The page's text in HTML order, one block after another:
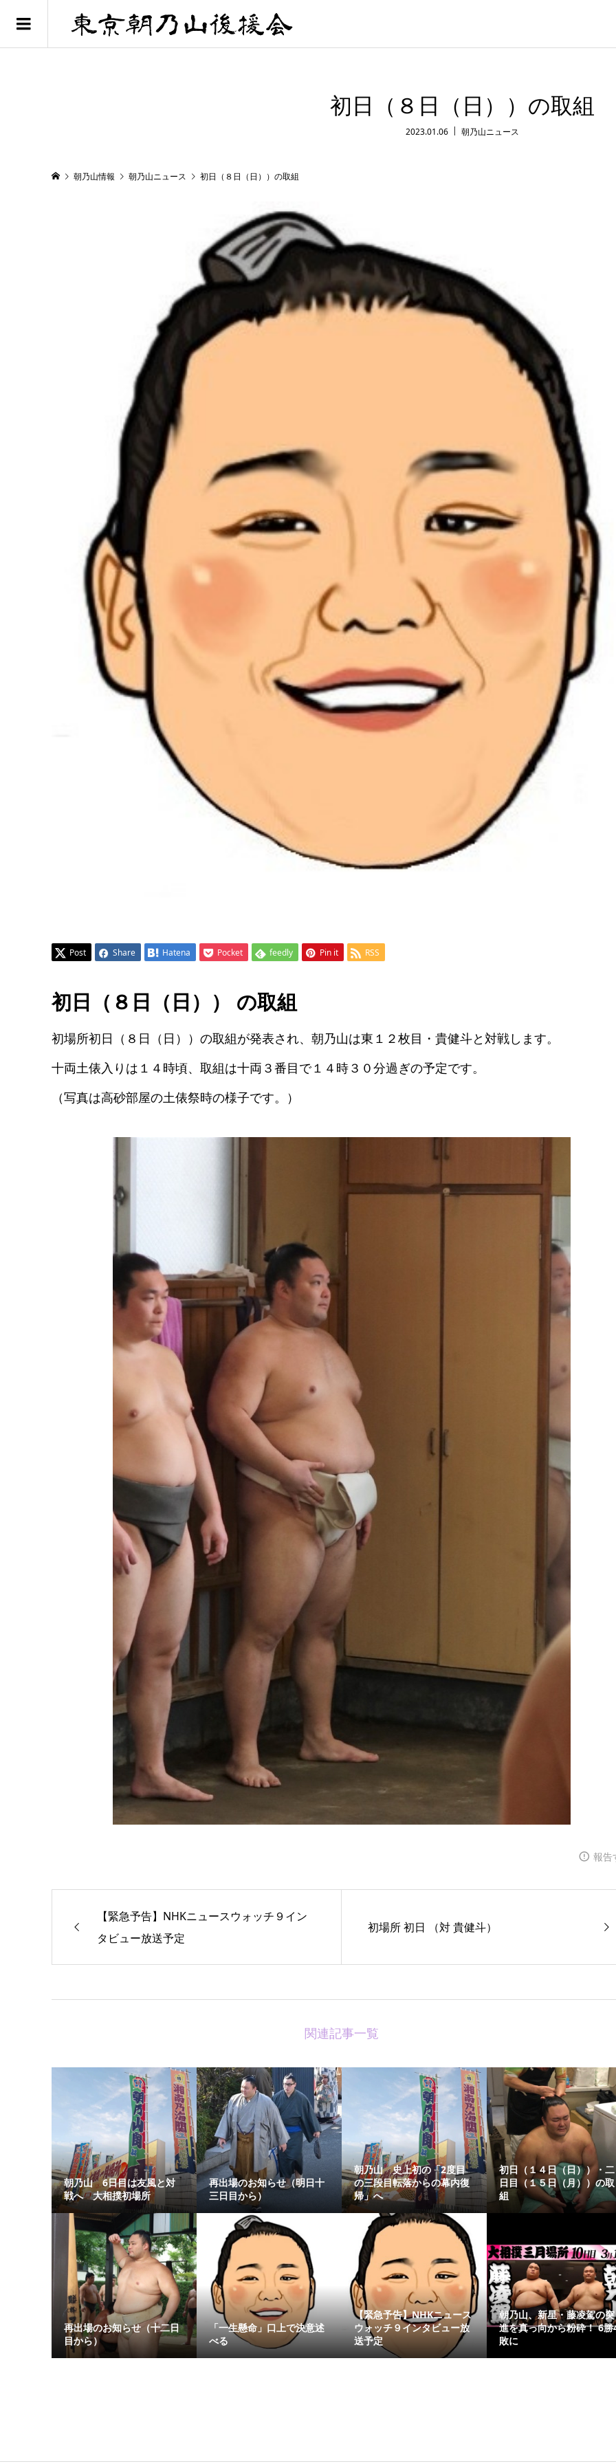
初日（８日（日））の取組
2023.01.06 朝乃山ニュース
朝乃山情報 朝乃山ニュース 初日（８日（日））の取組
Post Share Hatena Pocket feedly Pin it RSS
初日（８日（日）） の取組
初場所初日（８日（日））の取組が発表され、朝乃山は東１２枚目・貴健斗と対戦します。
十両土俵入りは１４時頃、取組は十両３番目で１４時３０分過ぎの予定です。
（写真は高砂部屋の土俵祭時の様子です。）
報告
【緊急予告】NHKニュースウォッチ９イン
タビュー放送予定
初場所 初日 （対 貴健斗）
関連記事一覧
朝乃山 6日目は友風と対
戦へ 大相撲初場所
再出場のお知らせ（明日十
三日目から）
朝乃山 史上初の「2度目
の三段目転落からの幕内復
帰」へ
初日（１４日（日））・二
日目（１５日（月））の取
組
再出場のお知らせ（十二日
目から）
「一生懸命」口上で決意述
べる
【緊急予告】NHKニュース
ウォッチ９インタビュー放
送予定
朝乃山、新星・藤凌駕の突
進を真っ向から粉砕！ 6勝
敗に